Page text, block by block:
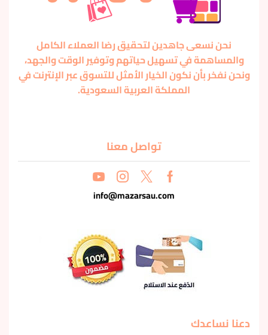
نحن نسعى جاهدين لتحقيق رضا العملاء الكامل
والمساهمة في تسهيل حياتهم وتوفير الوقت والجهد،
ونحن نفخر بأن نكون الخيار الأمثل للتسوق عبر الإنترنت في
المملكة العربية السعودية.
تواصل معنا
info@mazarsau.com
دعنا نساعدك